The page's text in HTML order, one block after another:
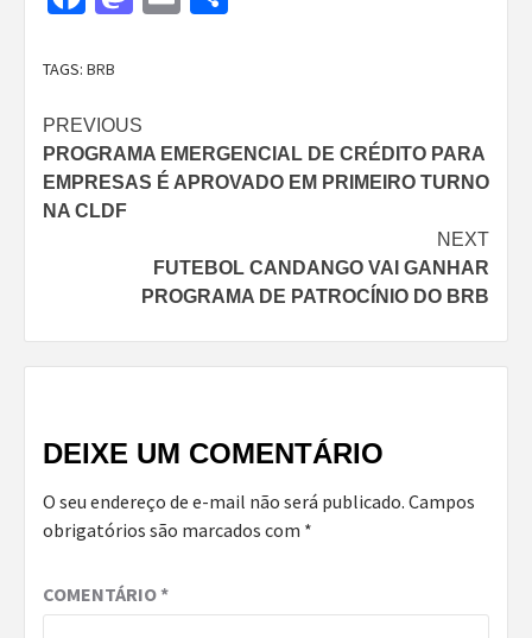
TAGS: BRB
Continue
Reading
PREVIOUS
PROGRAMA EMERGENCIAL DE CRÉDITO PARA
EMPRESAS É APROVADO EM PRIMEIRO TURNO
NA CLDF
NEXT
FUTEBOL CANDANGO VAI GANHAR
PROGRAMA DE PATROCÍNIO DO BRB
DEIXE UM COMENTÁRIO
O seu endereço de e-mail não será publicado. Campos
obrigatórios são marcados com *
COMENTÁRIO*